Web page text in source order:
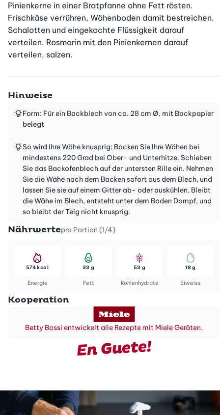
Pinienkerne in einer Bratpfanne ohne Fett rösten.
Frischkäse verrühren, Wähenboden damit bestreichen.
Schalotten und eingekochte Flüssigkeit darauf
verteilen. Rosmarin mit den Pinienkernen darauf
verteilen, salzen.
Hinweise
Form: Für ein Backblech von ca. 28 cm Ø, mit Backpapier
belegt
So wird Ihre Wähe knusprig: Backen Sie Ihre Wähen bei
mindestens 220 Grad bei Ober- und Unterhitze. Schieben
Sie das Backofenblech auf der untersten Rille ein. Nehmen
Sie die Wähe nach dem Backen sofort aus dem Blech, und
lassen Sie sie auf einem Gitter ab- oder auskühlen. Bleibt
die Wähe im Blech, entsteht unter dem Boden Dampf, und
so bleibt der Teig nicht knusprig.
Nährwertepro Portion (1/4)
Energie
574 kcal
Fett
33 g
Kohlenhydrate
53 g
Eiweiss
18 g
Kooperation
Betty Bossi entwickelt alle Rezepte mit Miele Geräten.
En Guete!